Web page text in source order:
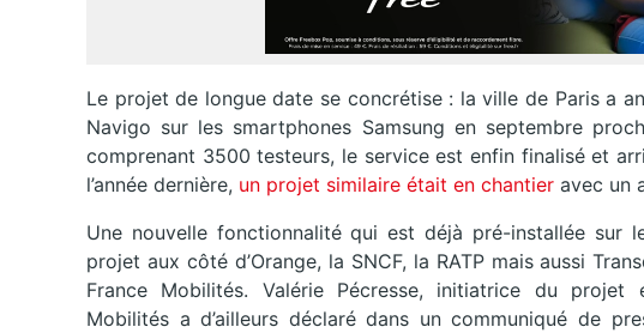
Le projet de longue date se concrétise : la ville de Paris a
Navigo sur les smartphones Samsung en septembre
comprenant 3500 testeurs, le service est enfin finalisé et
l’année dernière, un projet similaire était en chantier avec un
Une nouvelle fonctionnalité qui est déjà pré-installée sur
projet aux côté d’Orange, la SNCF, la RATP mais aussi
France Mobilités. Valérie Pécresse, initiatrice du projet
Mobilités a d’ailleurs déclaré dans un communiqué de